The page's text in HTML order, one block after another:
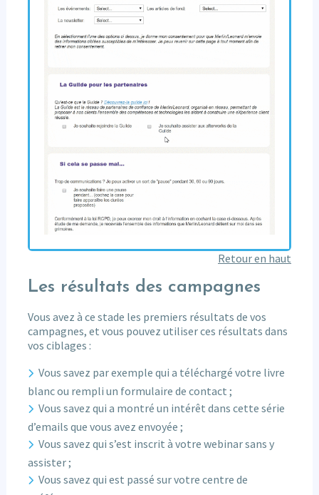
Retour en haut
Les résultats des campagnes
Vous avez à ce stade les premiers résultats de vos
campagnes, et vous pouvez utiliser ces résultats dans
vos ciblages :
Vous savez par exemple qui a téléchargé votre livre
blanc ou rempli un formulaire de contact ;
Vous savez qui a montré un intérêt dans cette série
d’emails que vous avez envoyée ;
Vous savez qui s’est inscrit à votre webinar sans y
assister ;
Vous savez qui est passé sur votre centre de